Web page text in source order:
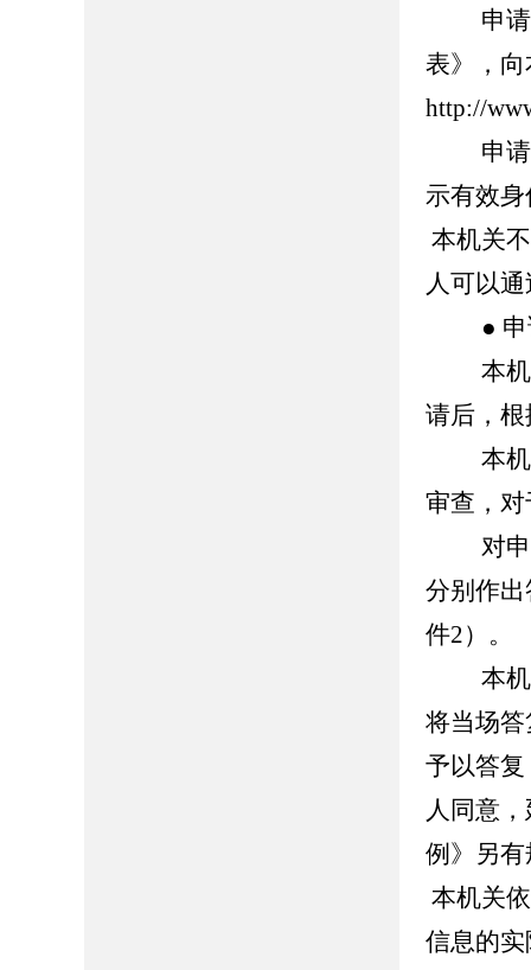
申请人
表》，
http://
申请人
示有效
本机关
人可以
● 申
本机关
请后，
本机关
审查，
对申请
分别作
件2）。
本机关
将当场
予以答
人同意
例》另
本机关
信息的